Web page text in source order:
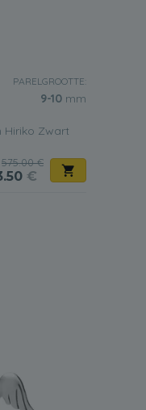
PARELGROOTTE:
9-10 mm
Hiriko Zwart
575.00 €
€